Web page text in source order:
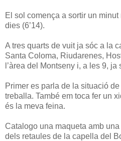
El sol comença a sortir un
dies (6’14).
A tres quarts de vuit ja sóc a la
Santa Coloma, Riudarenes,
l’àrea del Montseny i, a les 9, ja
Primer es parla de la situació
treballa. També em toca fer un
és la meva feina.
Catalogo una maqueta amb
dels retaules de la capella del